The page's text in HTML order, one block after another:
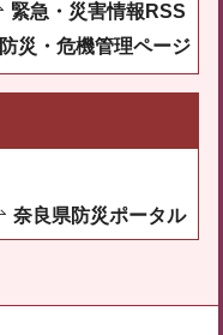
緊急・災害情報RSS
防災・危機管理ページ
奈良県防災ポータル